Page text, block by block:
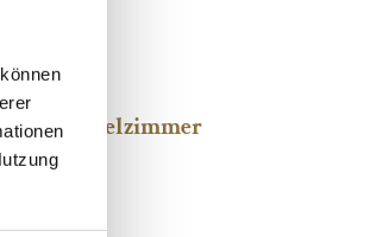
Doppelzimmer